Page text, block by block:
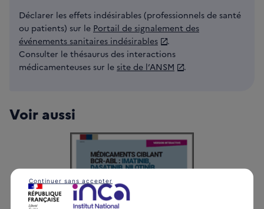
Déclarer les effets indésirables (professionnels de santé
ou patients) sur le Portail de signalement des
événements sanitaires indésirables
.
Consulter le thésaurus des interactions
médicamenteuses sur le site de l’ANSM .
Voir aussi
Continuer sans accepter